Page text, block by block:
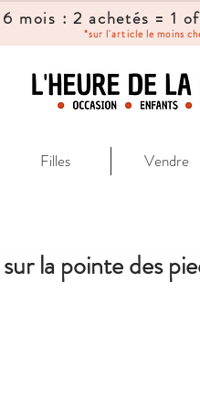
mois : 2 achetés = 1
*sur l'article le moins
Filles Vendre
la pointe des